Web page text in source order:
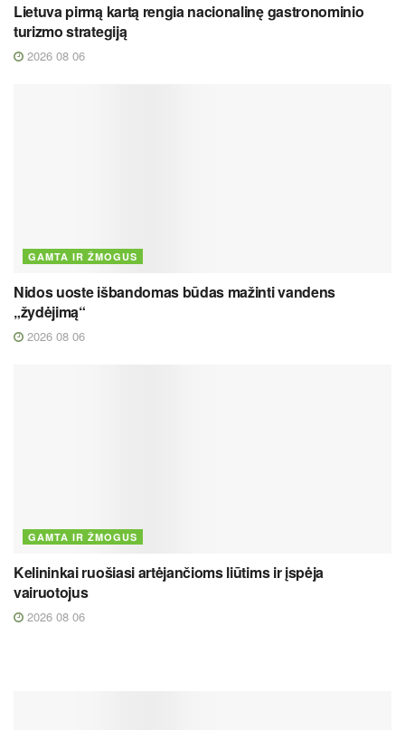
Lietuva pirmą kartą rengia nacionalinę gastronominio
turizmo strategiją
2026 08 06
GAMTA IR ŽMOGUS
Nidos uoste išbandomas būdas mažinti vandens
„žydėjimą“
2026 08 06
GAMTA IR ŽMOGUS
Kelininkai ruošiasi artėjančioms liūtims ir įspėja
vairuotojus
2026 08 06